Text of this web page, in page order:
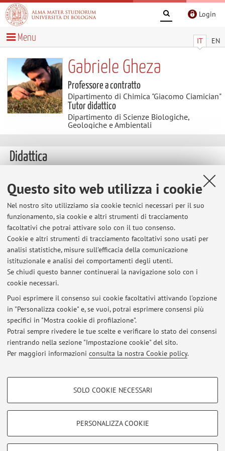
Questo sito web utilizza i cookie
Nel nostro sito utilizziamo sia cookie tecnici necessari per il suo
funzionamento, sia cookie e altri strumenti di tracciamento
facoltativi che potrai attivare solo con il tuo consenso.
Cookie e altri strumenti di tracciamento facoltativi sono usati per
analisi statistiche, misure sull'efficacia della comunicazione
istituzionale e analisi dei comportamenti degli utenti.
Se chiudi questo banner continuerai la navigazione solo con i
cookie necessari.
Puoi esprimere il consenso sui cookie facoltativi attivando l'opzione
in "Personalizza cookie" e, se vuoi, potrai esprimere consensi più
specifici in "Mostra cookie di profilazione".
Potrai sempre rivedere le tue scelte e verificare lo stato dei consensi
rientrando nella sezione "Impostazione cookie" del sito.
Per maggiori informazioni consulta la nostra Cookie policy.
COOKIE DI PROFILAZIONE - FACOLTATIVI
SOLO COOKIE NECESSARI
PERSONALIZZA COOKIE
Login
IT EN
Menu
Gabriele Gheza
Professore a contratto
Dipartimento di Chimica "Giacomo Ciamician"
Tutor didattico
Dipartimento di Scienze Biologiche,
Geologiche e Ambientali
Didattica
Tesi
Insegnamenti
Anno Accademico
Non sono presenti attività didattiche per l'A.A. 2026-2027
Ultimi avvisi
Al momento non sono presenti avvisi.
Area riservata
Accedi tramiteloginper gestire tutti i contenuti del sito.